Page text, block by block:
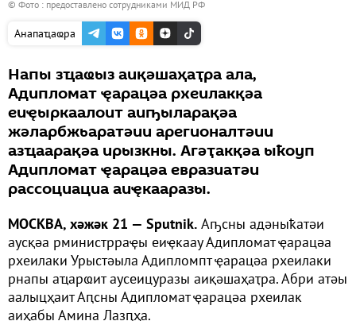
© Фото : предоставлено сотрудниками МИД РФ
Анапаҵаҩра
Напы зҵаҩыз аиқәшаҳаҭра ала,
Адипломат ҿарацәа рхеилакқәа
еиҿыркаалоит аиҧыларақәа
жәларбжьаратәии арегионалтәии
азҵаарақәа ирызкны. Агәҭакқәа ыҟоуп
Адипломат ҿарацәа евразиатәи
рассоциациа аиҿкааразы.
МОСКВА, хәжәк 21 — Sputnik. Аҧсны адәныҟатәи
аусқәа рминистрраҿы еиҿкаау Адипломат ҿарацәа
рхеилаки Урыстәыла Адипломпт ҿарацәа рхеилаки
рнапы аҵарҩит аусеицуразы аиқәшаҳаҭра. Абри атәы
аалыцҳаит Аԥсны Адипломат ҿарацәа рхеилак
аиҳабы Амина Лазԥҳа.